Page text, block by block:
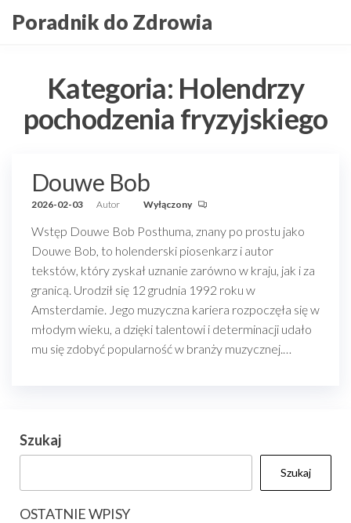
doPoradnik do Zdrowia
Kategoria: Holendrzy
pochodzenia fryzyjskiego
Douwe Bob
2026-02-03 Autor Wyłączony
Wstęp Douwe Bob Posthuma, znany po prostu jako
Douwe Bob, to holenderski piosenkarz i autor
tekstów, który zyskał uznanie zarówno w kraju, jak i za
granicą. Urodził się 12 grudnia 1992 roku w
Amsterdamie. Jego muzyczna kariera rozpoczęła się w
młodym wieku, a dzięki talentowi i determinacji udało
mu się zdobyć popularność w branży muzycznej.…
Szukaj
Szukaj
OSTATNIE WPISY